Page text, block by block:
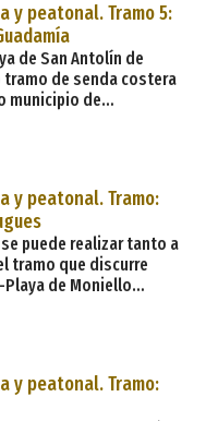
y Troenzo. Una vez
y peatonal. Tramo 5:
de San Antolín de
de senda costera
municipio de
sobre un voladizo
y peatonal. Tramo:
puede realizar tanto a
tramo que discurre
Playa de Moniello
es llevar la comida y
Sen
y peatonal. Tramo: